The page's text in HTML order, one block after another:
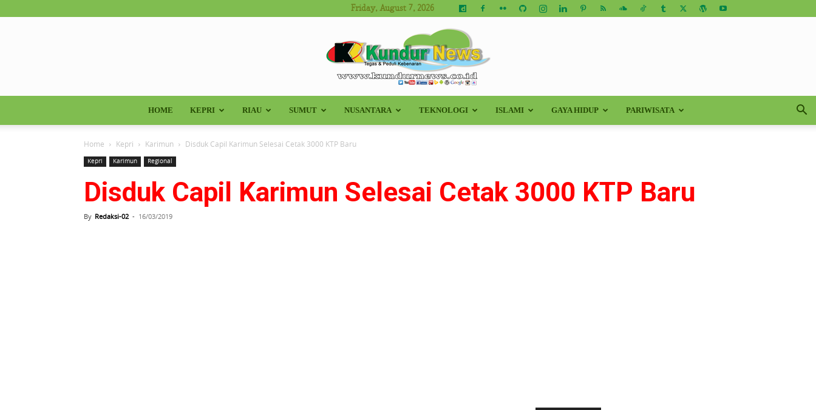
Friday, August 7, 2026
Kundur
News
HOME KEPRI RIAU SUMUT NUSANTARA TEKNOLOGI ISLAMI GAYA HIDUP PARIWISATA
Home Kepri Karimun Disduk Capil Karimun Selesai Cetak 3000 KTP Baru
Kepri Karimun Regional
Disduk Capil Karimun Selesai Cetak 3000 KTP Baru
By Redaksi-02 - 16/03/2019